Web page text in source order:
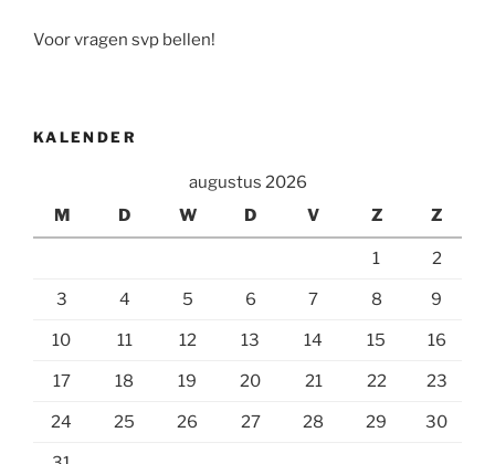
Voor vragen svp bellen!
KALENDER
augustus 2026
M
D W D V Z Z
1 2
3 4 5 6 7 8 9
10 11 12 13 14 15 16
17 18 19 20 21 22 23
24 25 26 27 28 29 30